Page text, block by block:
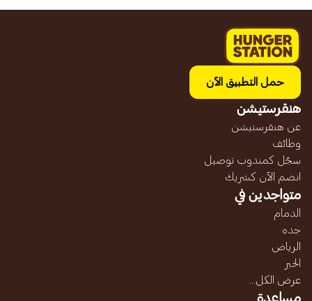
حمل التطبيق الآن
هنقرستيشن
عن هنقرستيشن
وظائف
سجّل كمندوب توصيل
انضم الآن كشريك
متواجدين في
الدمام
جده
الرياض
الخبر
عرض الكل...